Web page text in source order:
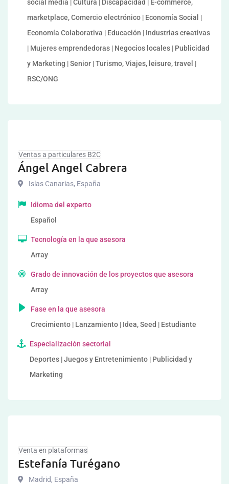
social media | Cultura | Discapacidad | E-commerce,
marketplace, Comercio electrónico | Economía Social |
Economía Colaborativa | Educación | Industrias creativas
| Mujeres emprendedoras | Negocios locales | Publicidad
y Marketing | Senior | Turismo, Viajes, leisure, travel |
RSC/ONG
Ventas a particulares B2C
Ángel Angel Cabrera
Islas Canarias, España
Idioma del experto
Español
Tecnología en la que asesora
Array
Grado de innovación de los proyectos que asesora
Array
Fase en la que asesora
Crecimiento | Lanzamiento | Idea, Seed | Estudiante
Especialización sectorial
Deportes | Juegos y Entretenimiento | Publicidad y
Marketing
Venta en plataformas
Estefanía Turégano
Madrid, España